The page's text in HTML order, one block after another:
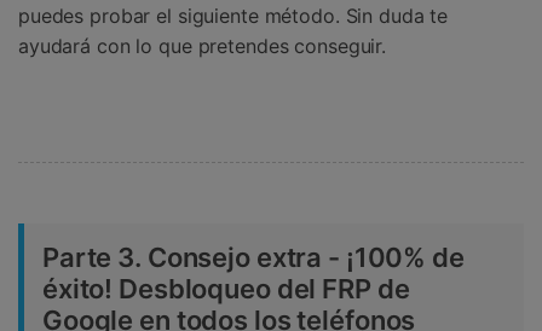
puedes probar el siguiente método. Sin duda te
ayudará con lo que pretendes conseguir.
Parte 3. Consejo extra - ¡100% de
éxito! Desbloqueo del FRP de
Google en todos los teléfonos